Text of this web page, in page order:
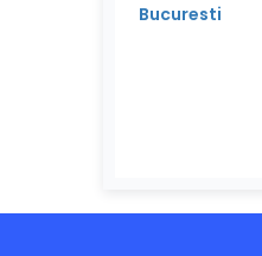
Bucuresti